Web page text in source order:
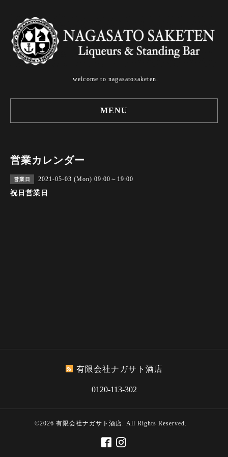
welcome to nagasatosaketen.
MENU
営業カレンダー
営業日 2021-05-03 (Mon) 09:00～19:00
祝日営業日
有限会社ナガサト酒店
0120-113-302
©2026 有限会社ナガサト酒店. All Rights Reserved.